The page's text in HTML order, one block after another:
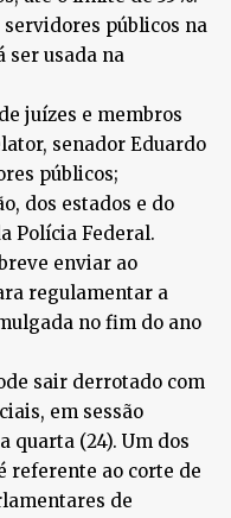
públicos na
ser usada na
juízes e membros
senador Eduardo
públicos;
dos estados e do
Polícia Federal.
enviar ao
regulamentar a
no fim do ano
sair derrotado com
em sessão
quarta (24). Um dos
referente ao corte de
de